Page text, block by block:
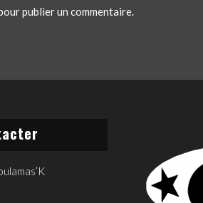
publier un commentaire.